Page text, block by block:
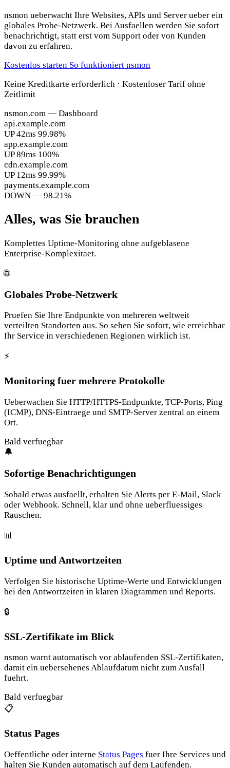
nsmon ueberwacht Ihre Websites, APIs und Server ueber ein
globales Probe-Netzwerk. Bei Ausfaellen werden Sie sofort
benachrichtigt, statt erst vom Support oder von Kunden
davon zu erfahren.
Kostenlos starten So funktioniert nsmon
Keine Kreditkarte erforderlich · Kostenloser Tarif ohne
Zeitlimit
nsmon.com — Dashboard
api.example.com
UP 42ms 99.98%
app.example.com
UP 89ms 100%
cdn.example.com
UP 12ms 99.99%
payments.example.com
DOWN — 98.21%
Alles, was Sie brauchen
Komplettes Uptime-Monitoring ohne aufgeblasene
Enterprise-Komplexitaet.
🌐
Globales Probe-Netzwerk
Pruefen Sie Ihre Endpunkte von mehreren weltweit
verteilten Standorten aus. So sehen Sie sofort, wie erreichbar
Ihr Service in verschiedenen Regionen wirklich ist.
⚡
Monitoring fuer mehrere Protokolle
Ueberwachen Sie HTTP/HTTPS-Endpunkte, TCP-Ports, Ping
(ICMP), DNS-Eintraege und SMTP-Server zentral an einem
Ort.
Bald verfuegbar
🔔
Sofortige Benachrichtigungen
Sobald etwas ausfaellt, erhalten Sie Alerts per E-Mail, Slack
oder Webhook. Schnell, klar und ohne ueberfluessiges
Rauschen.
📊
Uptime und Antwortzeiten
Verfolgen Sie historische Uptime-Werte und Entwicklungen
bei den Antwortzeiten in klaren Diagrammen und Reports.
🔒
SSL-Zertifikate im Blick
nsmon warnt automatisch vor ablaufenden SSL-Zertifikaten,
damit ein uebersehenes Ablaufdatum nicht zum Ausfall
fuehrt.
Bald verfuegbar
📋
Status Pages
Oeffentliche oder interne Status Pages fuer Ihre Services und
halten Sie Kunden automatisch auf dem Laufenden.